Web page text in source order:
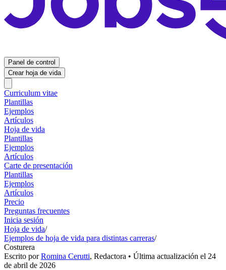
Panel de control
Crear hoja de vida
Curriculum vitae
Plantillas
Ejemplos
Artículos
Hoja de vida
Plantillas
Ejemplos
Artículos
Carte de presentación
Plantillas
Ejemplos
Artículos
Precio
Preguntas frecuentes
Inicia sesión
Hoja de vida/
Ejemplos de hoja de vida para distintas carreras/
Costurera
Escrito porRomina Cerutti, Redactora • Última actualización el 24
de abril de 2026